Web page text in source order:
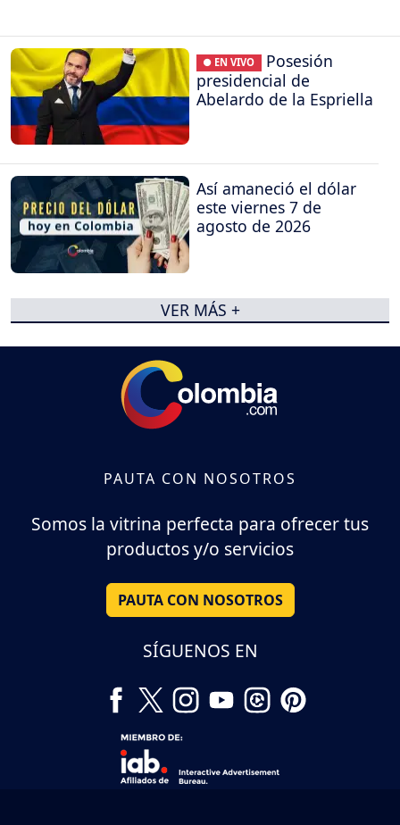
● EN VIVO
Posesión
presidencial de
Abelardo de la Espriella
Así amaneció el dólar
este viernes 7 de
agosto de 2026
VER MÁS +
PAUTA CON NOSOTROS
Somos la vitrina perfecta para ofrecer tus
productos y/o servicios
PAUTA CON NOSOTROS
SÍGUENOS EN